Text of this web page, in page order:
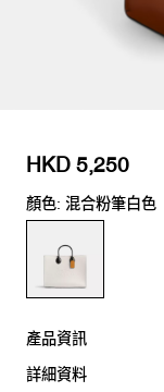
HKD 5,250
顏色: 混合粉筆白色
產品資訊
詳細資料